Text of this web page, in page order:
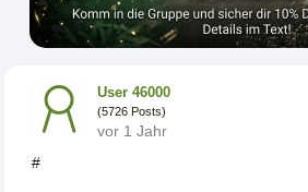
User 46000
(5726 Posts)
vor 1 Jahr
#